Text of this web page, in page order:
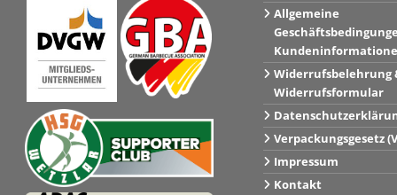
Allgemeine
Widerrufsbelehrung
Widerrufsformular
Verpackungsgesetz
Impressum
Kontakt